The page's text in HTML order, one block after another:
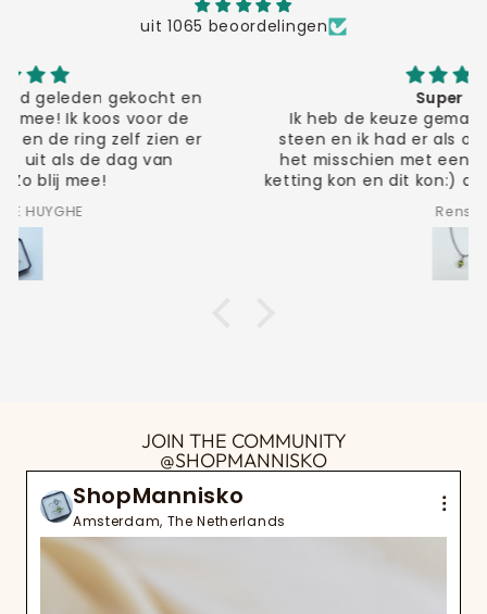
uit 1065 beoordelingen
Super mooi
Ik heb de keuze gemaakt voor de granaat
steen en ik had er als opmerking bij gezet of
het misschien met een kortere maar dikkere
ketting kon en dit kon:) de ketting is super mooi
JOIN THE COMMUNITY
@SHOPMANNISKO
ShopMannisko
Amsterdam, The Netherlands